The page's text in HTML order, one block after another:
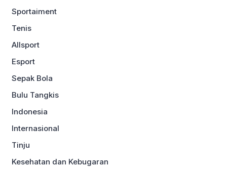
Sportaiment
Tenis
Allsport
Esport
Sepak Bola
Bulu Tangkis
Indonesia
Internasional
Tinju
Kesehatan dan Kebugaran